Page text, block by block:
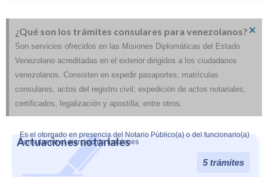
¿Qué son los trámites consulares para venezolanos?
Son servicios ofrecidos en las Misiones Diplomáticas del Estado
Venezolano acreditadas en el exterior dirigidos a los ciudadanos
venezolanos. Consisten en expedir pasaportes, matrículas
consulares, actos del registro civil; expedición de actos notariales,
certificados, legalización y apostilla; entre otros.
×
Actuaciones notariales
Es el otorgado en presencia del Notario Público(a) o del funcionario(a)
consular en el ejercicio de funciones
5 trámites